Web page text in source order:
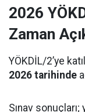
2026
Zaman
YÖKDİL/2’ye
2026 tarihinde
Sınav sonuçları;